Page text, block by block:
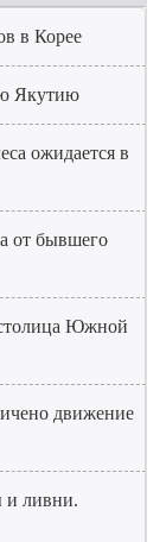
в Корее
Якутию
ожидается в
от бывшего
Южной
движение
и ливни.